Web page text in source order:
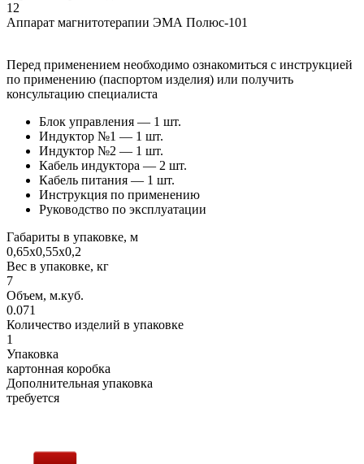
12
Аппарат магнитотерапии ЭМА Полюс-101
Перед применением необходимо ознакомиться с инструкцией
по применению (паспортом изделия) или получить
консультацию специалиста
Блок управления — 1 шт.
Индуктор №1 — 1 шт.
Индуктор №2 — 1 шт.
Кабель индуктора — 2 шт.
Кабель питания — 1 шт.
Инструкция по применению
Руководство по эксплуатации
Габариты в упаковке, м
0,65х0,55х0,2
Вес в упаковке, кг
7
Объем, м.куб.
0.071
Количество изделий в упаковке
1
Упаковка
картонная коробка
Дополнительная упаковка
требуется